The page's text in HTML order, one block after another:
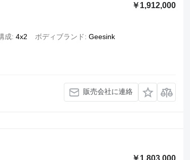
￥1,912,000
成 4x2 ボディブランド
Geesink
販売会社に連絡